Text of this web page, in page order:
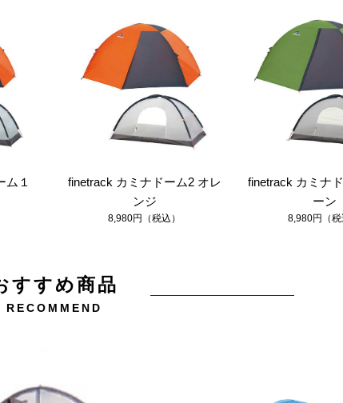
ム１
finetrack カミナドーム2 オレ
ンジ
8,980円（税込）
finetrack カミナ
ーン
8,980円（税
すすめ商品
RECOMMEND